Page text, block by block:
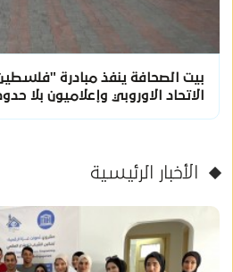
بيت الصحافة ينفذ مبادرة
الاتحاد الاوروبي وإعلاميون بلا
الأخبار الرئيسية